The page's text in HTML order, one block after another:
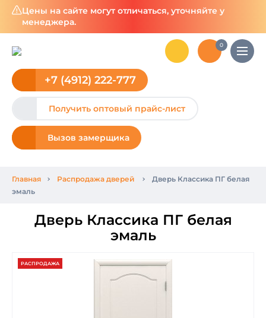
Цены на сайте могут отличаться, уточняйте у
менеджера.
0
+7 (4912) 222-777
Получить оптовый прайс-лист
Вызов замерщика
Главная Распродажа дверей
Дверь Классика ПГ белая
эмаль
Дверь Классика ПГ белая
эмаль
РАСПРОДАЖА